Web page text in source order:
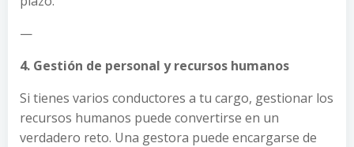
—
4. Gestión de personal y recursos humanos
Si tienes varios conductores a tu cargo, gestionar los
recursos humanos puede convertirse en un
verdadero reto. Una gestora puede encargarse de